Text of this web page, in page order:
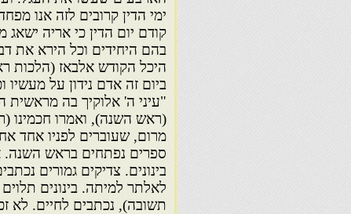
ימי הדין קרובים לזה אנו
קודם יום הדין כי אריה ישאג
בהם היחידים וכל הירא את
היכל הקודש אלבאז (הלכות
ביום זה אדם נידון על מעשיו
"עיני ה' אלוקיך בה
(ראש השנה), ואמרו חכמינו
מרום, שעוברים לפניו אחד
ספרים נפתחים בראש השנה.
בינונים. צדיקים גמורים
לאלתר למיתה. בינונים
תשובה), נכתבים לחיים. לא